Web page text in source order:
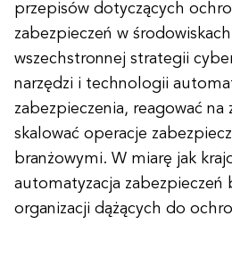
przepisów dotyczących
zabezpieczeń w
wszechstronnej strategii
narzędzi i technologii
zabezpieczenia, reagować
skalować operacje
branżowymi. W miarę jak
automatyzacja zabezpieczeń
organizacji dążących do